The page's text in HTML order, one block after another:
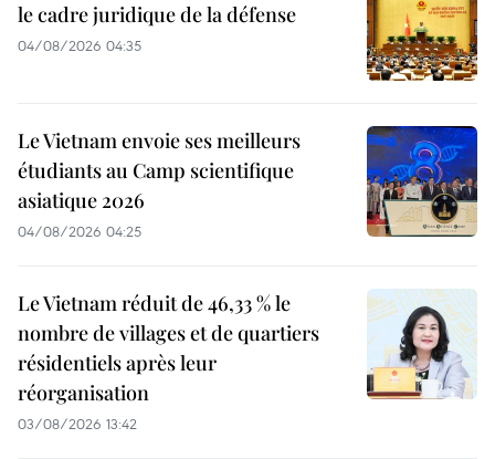
le cadre juridique de la défense
04/08/2026 04:35
Le Vietnam envoie ses meilleurs
étudiants au Camp scientifique
asiatique 2026
04/08/2026 04:25
Le Vietnam réduit de 46,33 % le
nombre de villages et de quartiers
résidentiels après leur
réorganisation
03/08/2026 13:42